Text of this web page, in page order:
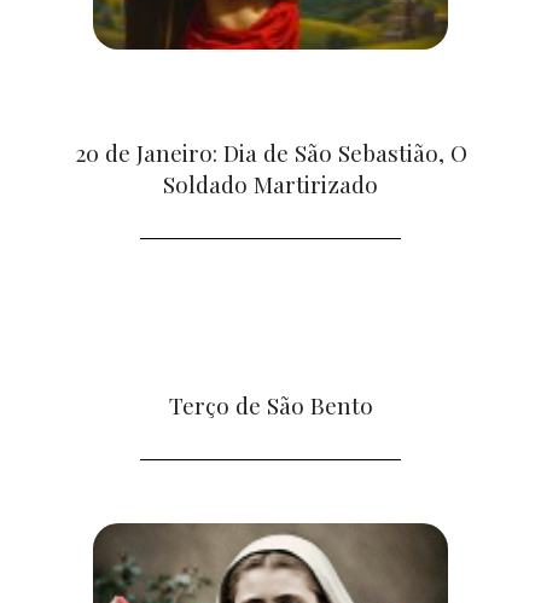
20 de Janeiro: Dia de São Sebastião, O
Soldado Martirizado
Terço de São Bento